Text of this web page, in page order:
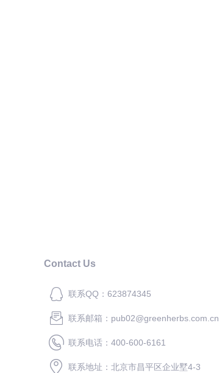
Contact Us
联系QQ：623874345
联系邮箱：pub02@greenherbs.com.cn
联系电话：400-600-6161
联系地址：北京市昌平区企业墅4-3